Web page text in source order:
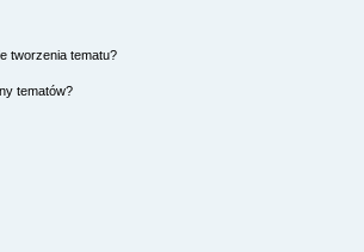
tworzenia tematu?
tematów?